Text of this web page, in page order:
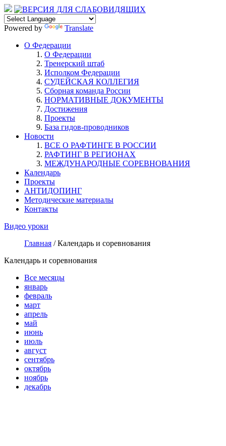
Powered by
Translate
О Федерации
О Федерации
Тренерский штаб
Исполком Федерации
СУДЕЙСКАЯ КОЛЛЕГИЯ
Сборная команда России
НОРМАТИВНЫЕ ДОКУМЕНТЫ
Достижения
Проекты
База гидов-проводников
Новости
ВСЕ О РАФТИНГЕ В РОССИИ
РАФТИНГ В РЕГИОНАХ
МЕЖДУНАРОДНЫЕ СОРЕВНОВАНИЯ
Календарь
Проекты
АНТИДОПИНГ
Методические материалы
Контакты
Видео уроки
Главная /Календарь и соревнования
Календарь и соревнования
Все месяцы
январь
февраль
март
апрель
май
июнь
июль
август
сентябрь
октябрь
ноябрь
декабрь